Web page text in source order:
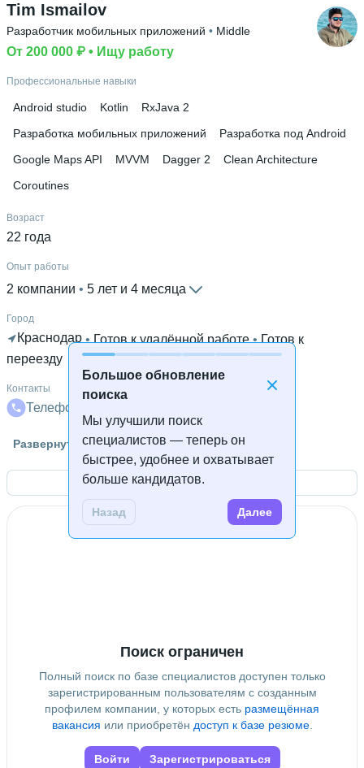
Большое обновление
поиска
Мы улучшили поиск
специалистов — теперь он
быстрее, удобнее и охватывает
больше кандидатов.
Назад Далее
Tim Ismailov
Разработчик мобильных приложений • Middle
От 200 000 ₽ • Ищу работу
Профессиональные навыки
Android studio Kotlin
RxJava 2
Разработка мобильных приложений
Разработка под Android
Google Maps API
MVVM Dagger 2
Clean Architecture
Coroutines
Возраст
22 года
Опыт работы
2 компании 5 лет и 4 месяца
Город
Краснодар • Готов к удалённой работе • Готов к
переезду
Контакты
Телефон
Высшее образование
Радиоаппаратостроение (специальность 11.02.01)
•
1 год и 11 месяцев
Развернуть
Открыть контакты
Поиск ограничен
Полный поиск по базе специалистов доступен только
зарегистрированным пользователям с созданным
профилем компании, у которых есть размещённая
вакансия или приобретён доступ к базе резюме.
Войти Зарегистрироваться